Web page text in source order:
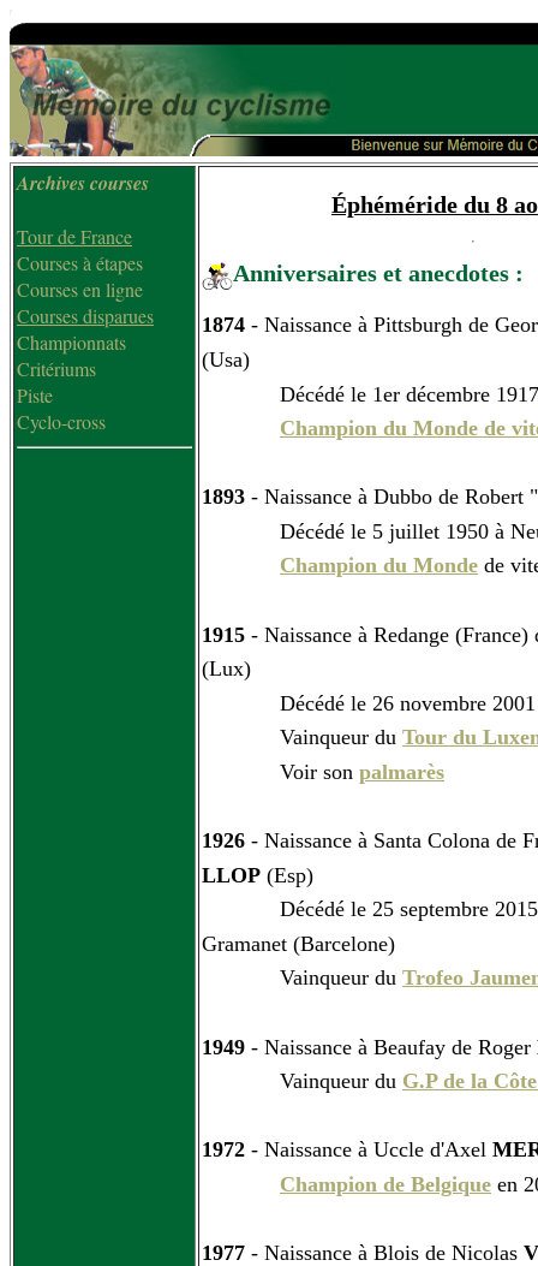
Archives courses
Tour de France
Courses à étapes
Courses en ligne
Courses disparues
Championnats
Critériums
Piste
Cyclo-cross
Éphéméride du 8
Anniversaires et anecdotes :
1874 - Naissance à Pittsburgh de
(Usa)
Décédé le 1er décembre 1917
Champion du Monde de
1893 - Naissance à Dubbo de Robert
Décédé le 5 juillet 1950 à
Champion du Monde de
1915 - Naissance à Redange
(Lux)
Décédé le 26 novembre 2001 à
Vainqueur du Tour du
Voir son palmarès
1926 - Naissance à Santa Colona de
LLOP (Esp)
Décédé le 25 septembre 2015
Gramanet (Barcelone)
Vainqueur du Trofeo
1949 - Naissance à Beaufay de Roger
Vainqueur du G.P de la
1972 - Naissance à Uccle d'Axel
Champion de Belgique en
1977 - Naissance à Blois de Nicolas